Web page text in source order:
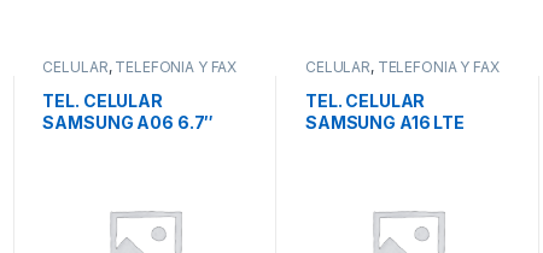
CELULAR, TELEFONIA Y FAX
TEL. CELULAR
SAMSUNG A06 6.7″
CELULAR, TELEFONIA Y FAX
TEL. CELULAR
SAMSUNG A16 LTE